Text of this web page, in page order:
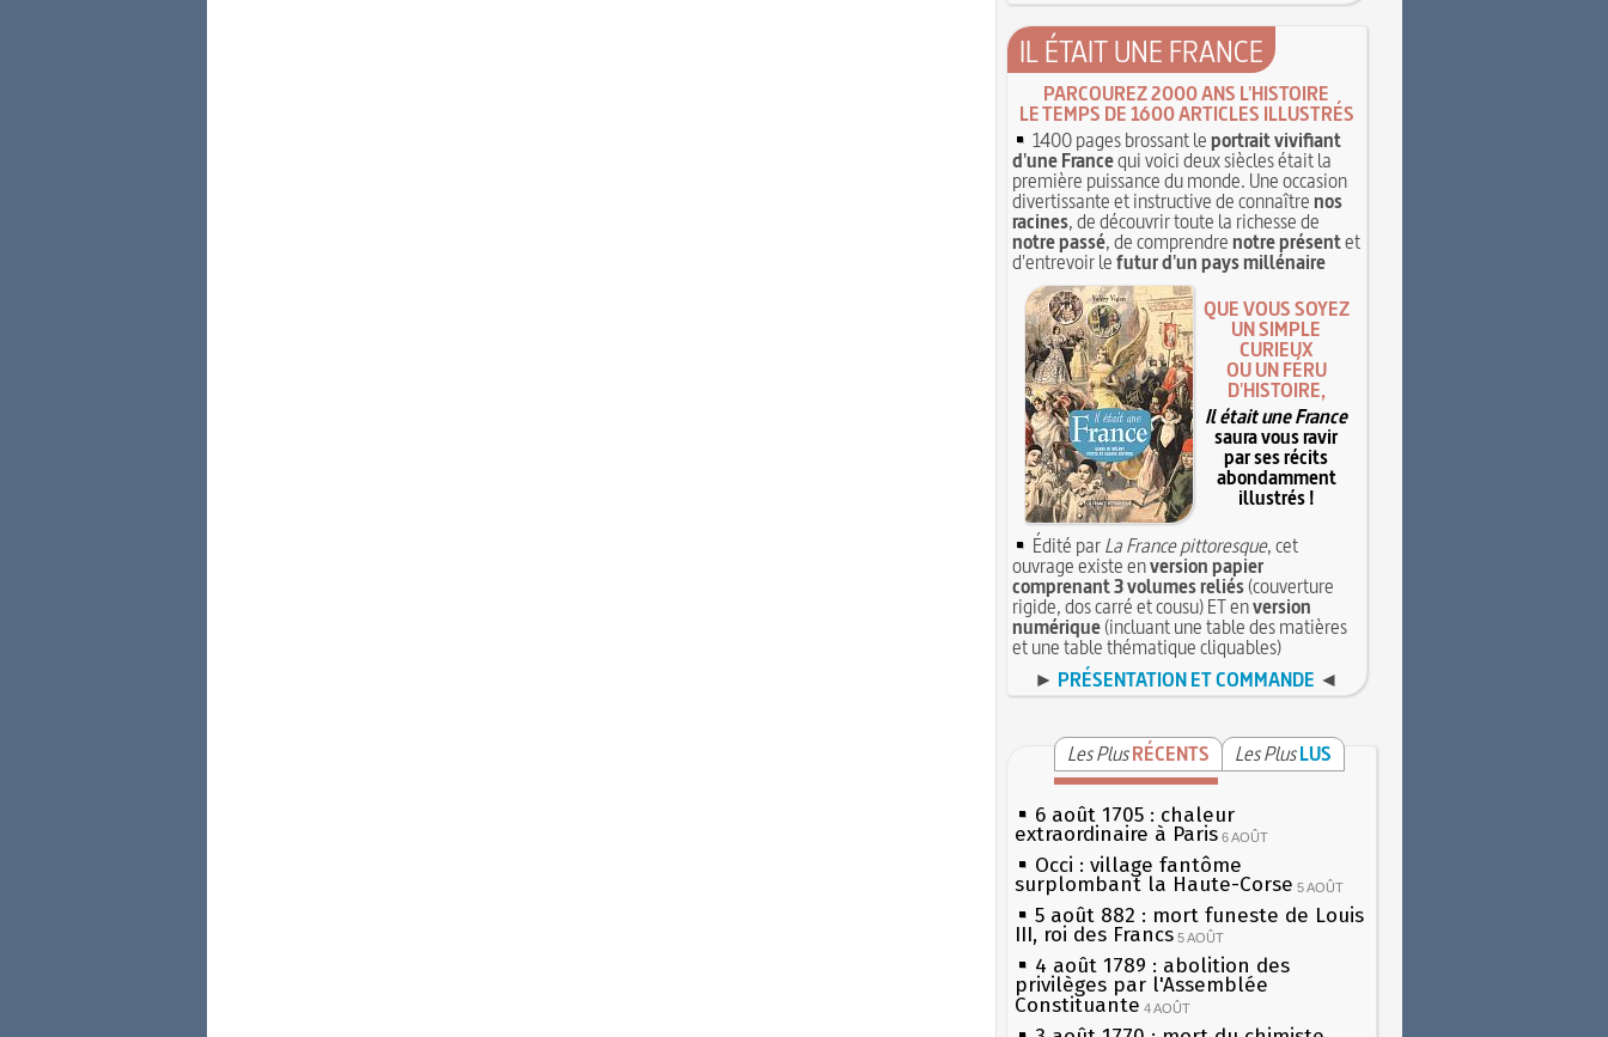
IL ÉTAIT UNE FRANCE
PARCOUREZ 2000 ANS L'HISTOIRE
LE TEMPS DE 1600 ARTICLES ILLUSTRÉS
1400 pages brossant leportrait vivifiant
d'une Francequi voici deux siècles était la
première puissance du monde. Une occasion
divertissante et instructive de connaîtrenos
racines, de découvrir toute la richesse de
notre passé, de comprendrenotre présentet
d'entrevoir lefutur d'un pays millénaire
QUE VOUS SOYEZ
UN SIMPLE
CURIEUX
OU UN FÉRU
D'HISTOIRE,
Il était une France
saura vous ravir
par ses récits
abondamment
illustrés !
Édité parLa France pittoresque, cet
ouvrage existe enversion papier
comprenant 3 volumes reliés(couverture
rigide, dos carré et cousu) ET enversion
numérique(incluant une table des matières
et une table thématique cliquables)
► PRÉSENTATION ET COMMANDE ◄
Les Plus RÉCENTS Les Plus LUS
6 août 1705 : chaleur
extraordinaire à Paris 6 AOÛT
Occi : village fantôme
surplombant la Haute-Corse 5 AOÛT
5 août 882 : mort funeste de Louis
III, roi des Francs 5 AOÛT
4 août 1789 : abolition des
privilèges par l'Assemblée
Constituante 4 AOÛT